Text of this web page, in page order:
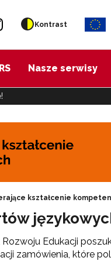
Kontrast
Nasze serwisy
(SCWEW)"
kształcenie
Rozwoju Edukacji
zamówienia, które